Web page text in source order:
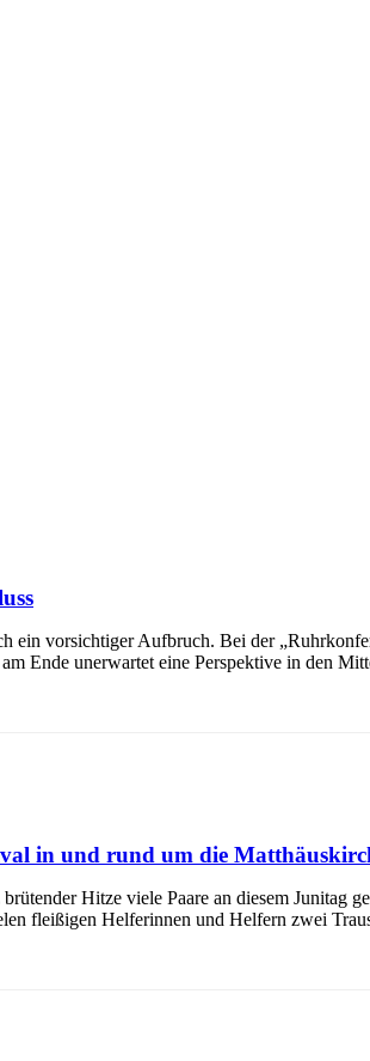
ein vorsichtiger Aufbruch. Bei der
Ende unerwartet eine Perspektive in den
in und rund um die
Hitze viele Paare an diesem Junitag
fleißigen Helferinnen und Helfern zwei